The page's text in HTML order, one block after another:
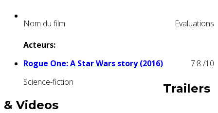
Nom du film
Evaluations
Acteurs:
Rogue One: A Star Wars story (2016)
Science-fiction
7.8 /10
Trailers
& Videos